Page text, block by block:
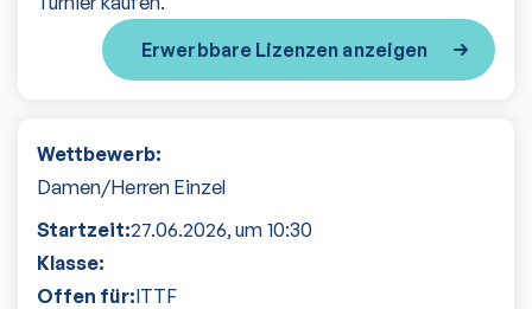
Erwerbbare Lizenzen anzeigen
Wettbewerb:
Damen/Herren Einzel
Startzeit:27.06.2026, um 10:30
Klasse:
Offen für:ITTF